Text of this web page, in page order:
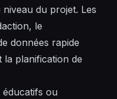
du projet. Les
le
données rapide
planification de
ou